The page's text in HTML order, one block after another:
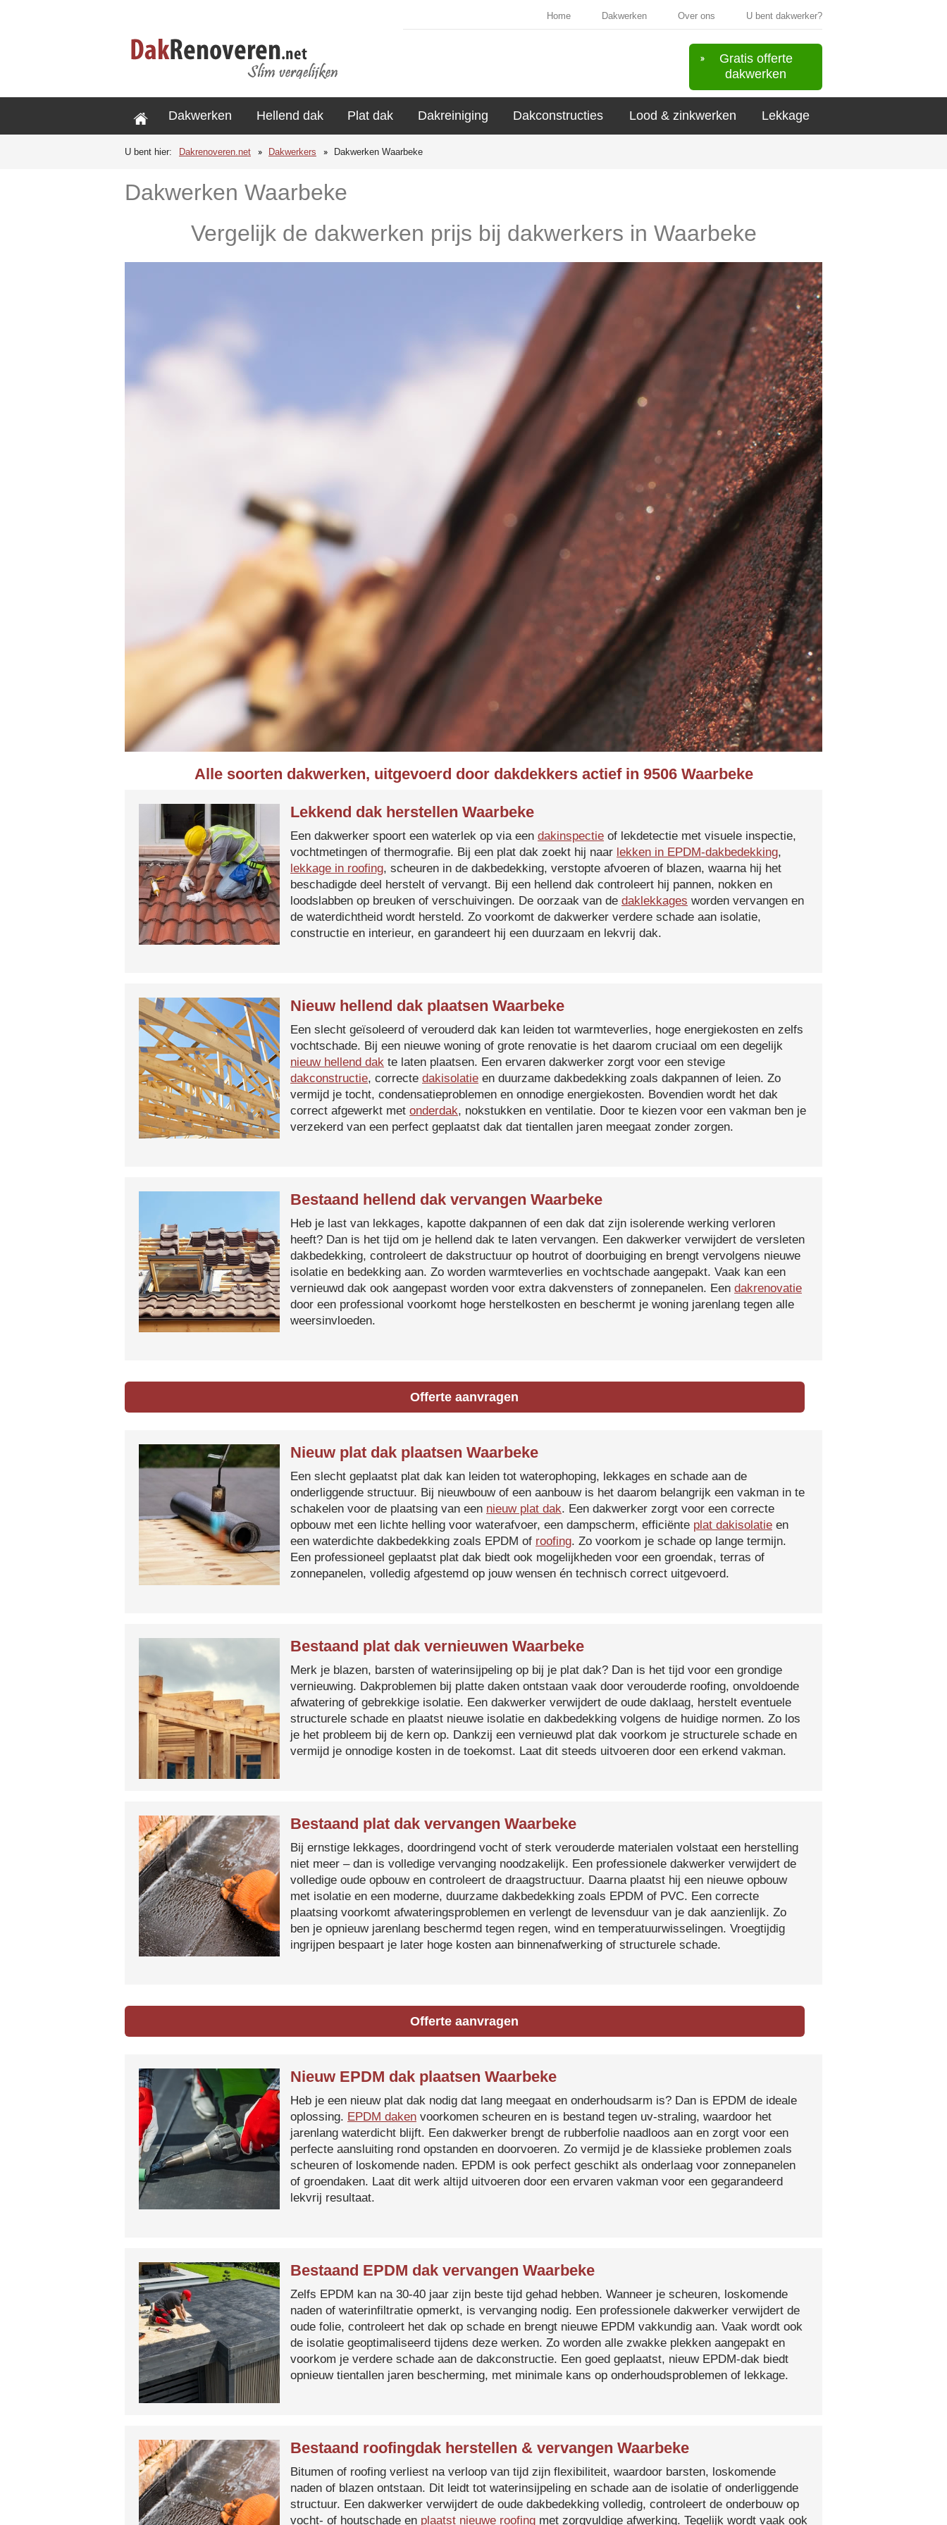
Home Dakwerken Over ons U bent dakwerker?
Gratis offerte
dakwerken
Dakwerken Hellend dak Plat dak Dakreiniging Dakconstructies Lood & zinkwerken Lekkage
U bent hier: Dakrenoveren.net Dakwerkers Dakwerken Waarbeke
Dakwerken Waarbeke
Vergelijk de dakwerken prijs bij dakwerkers in Waarbeke
Alle soorten dakwerken, uitgevoerd door dakdekkers actief in 9506 Waarbeke
Lekkend dak herstellen Waarbeke
Een dakwerker spoort een waterlek op via een dakinspectie of lekdetectie met visuele inspectie,
vochtmetingen of thermografie. Bij een plat dak zoekt hij naar lekken in EPDM-dakbedekking,
lekkage in roofing, scheuren in de dakbedekking, verstopte afvoeren of blazen, waarna hij het
beschadigde deel herstelt of vervangt. Bij een hellend dak controleert hij pannen, nokken en
loodslabben op breuken of verschuivingen. De oorzaak van de daklekkages worden vervangen en
de waterdichtheid wordt hersteld. Zo voorkomt de dakwerker verdere schade aan isolatie,
constructie en interieur, en garandeert hij een duurzaam en lekvrij dak.
Nieuw hellend dak plaatsen Waarbeke
Een slecht geïsoleerd of verouderd dak kan leiden tot warmteverlies, hoge energiekosten en zelfs
vochtschade. Bij een nieuwe woning of grote renovatie is het daarom cruciaal om een degelijk
nieuw hellend dak te laten plaatsen. Een ervaren dakwerker zorgt voor een stevige
dakconstructie, correcte dakisolatie en duurzame dakbedekking zoals dakpannen of leien. Zo
vermijd je tocht, condensatieproblemen en onnodige energiekosten. Bovendien wordt het dak
correct afgewerkt met onderdak, nokstukken en ventilatie. Door te kiezen voor een vakman ben je
verzekerd van een perfect geplaatst dak dat tientallen jaren meegaat zonder zorgen.
Bestaand hellend dak vervangen Waarbeke
Heb je last van lekkages, kapotte dakpannen of een dak dat zijn isolerende werking verloren
heeft? Dan is het tijd om je hellend dak te laten vervangen. Een dakwerker verwijdert de versleten
dakbedekking, controleert de dakstructuur op houtrot of doorbuiging en brengt vervolgens nieuwe
isolatie en bedekking aan. Zo worden warmteverlies en vochtschade aangepakt. Vaak kan een
vernieuwd dak ook aangepast worden voor extra dakvensters of zonnepanelen. Een dakrenovatie
door een professional voorkomt hoge herstelkosten en beschermt je woning jarenlang tegen alle
weersinvloeden.
Offerte aanvragen
Nieuw plat dak plaatsen Waarbeke
Een slecht geplaatst plat dak kan leiden tot waterophoping, lekkages en schade aan de
onderliggende structuur. Bij nieuwbouw of een aanbouw is het daarom belangrijk een vakman in te
schakelen voor de plaatsing van een nieuw plat dak. Een dakwerker zorgt voor een correcte
opbouw met een lichte helling voor waterafvoer, een dampscherm, efficiënte plat dakisolatie en
een waterdichte dakbedekking zoals EPDM of roofing. Zo voorkom je schade op lange termijn.
Een professioneel geplaatst plat dak biedt ook mogelijkheden voor een groendak, terras of
zonnepanelen, volledig afgestemd op jouw wensen én technisch correct uitgevoerd.
Bestaand plat dak vernieuwen Waarbeke
Merk je blazen, barsten of waterinsijpeling op bij je plat dak? Dan is het tijd voor een grondige
vernieuwing. Dakproblemen bij platte daken ontstaan vaak door verouderde roofing, onvoldoende
afwatering of gebrekkige isolatie. Een dakwerker verwijdert de oude daklaag, herstelt eventuele
structurele schade en plaatst nieuwe isolatie en dakbedekking volgens de huidige normen. Zo los
je het probleem bij de kern op. Dankzij een vernieuwd plat dak voorkom je structurele schade en
vermijd je onnodige kosten in de toekomst. Laat dit steeds uitvoeren door een erkend vakman.
Bestaand plat dak vervangen Waarbeke
Bij ernstige lekkages, doordringend vocht of sterk verouderde materialen volstaat een herstelling
niet meer – dan is volledige vervanging noodzakelijk. Een professionele dakwerker verwijdert de
volledige oude opbouw en controleert de draagstructuur. Daarna plaatst hij een nieuwe opbouw
met isolatie en een moderne, duurzame dakbedekking zoals EPDM of PVC. Een correcte
plaatsing voorkomt afwateringsproblemen en verlengt de levensduur van je dak aanzienlijk. Zo
ben je opnieuw jarenlang beschermd tegen regen, wind en temperatuurwisselingen. Vroegtijdig
ingrijpen bespaart je later hoge kosten aan binnenafwerking of structurele schade.
Offerte aanvragen
Nieuw EPDM dak plaatsen Waarbeke
Heb je een nieuw plat dak nodig dat lang meegaat en onderhoudsarm is? Dan is EPDM de ideale
oplossing. EPDM daken voorkomen scheuren en is bestand tegen uv-straling, waardoor het
jarenlang waterdicht blijft. Een dakwerker brengt de rubberfolie naadloos aan en zorgt voor een
perfecte aansluiting rond opstanden en doorvoeren. Zo vermijd je de klassieke problemen zoals
scheuren of loskomende naden. EPDM is ook perfect geschikt als onderlaag voor zonnepanelen
of groendaken. Laat dit werk altijd uitvoeren door een ervaren vakman voor een gegarandeerd
lekvrij resultaat.
Bestaand EPDM dak vervangen Waarbeke
Zelfs EPDM kan na 30-40 jaar zijn beste tijd gehad hebben. Wanneer je scheuren, loskomende
naden of waterinfiltratie opmerkt, is vervanging nodig. Een professionele dakwerker verwijdert de
oude folie, controleert het dak op schade en brengt nieuwe EPDM vakkundig aan. Vaak wordt ook
de isolatie geoptimaliseerd tijdens deze werken. Zo worden alle zwakke plekken aangepakt en
voorkom je verdere schade aan de dakconstructie. Een goed geplaatst, nieuw EPDM-dak biedt
opnieuw tientallen jaren bescherming, met minimale kans op onderhoudsproblemen of lekkage.
Bestaand roofingdak herstellen & vervangen Waarbeke
Bitumen of roofing verliest na verloop van tijd zijn flexibiliteit, waardoor barsten, loskomende
naden of blazen ontstaan. Dit leidt tot waterinsijpeling en schade aan de isolatie of onderliggende
structuur. Een dakwerker verwijdert de oude dakbedekking volledig, controleert de onderbouw op
vocht- of houtschade en plaatst nieuwe roofing met zorgvuldige afwerking. Tegelijk wordt vaak ook